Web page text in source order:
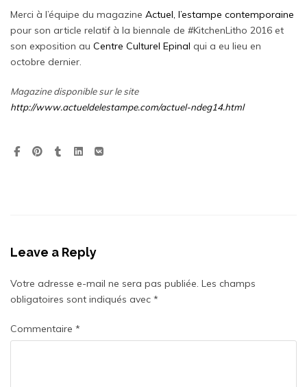
Merci à l’équipe du magazine Actuel, l’estampe contemporaine
pour son article relatif à la biennale de #KitchenLitho 2016 et
son exposition au Centre Culturel Epinal qui a eu lieu en
octobre dernier.
Magazine disponible sur le site
http://www.actueldelestampe.com/actuel-ndeg14.html
Leave a Reply
Votre adresse e-mail ne sera pas publiée. Les champs
obligatoires sont indiqués avec *
Commentaire *